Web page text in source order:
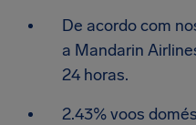
De acordo com
a Mandarin
24 horas.
2.43% voos